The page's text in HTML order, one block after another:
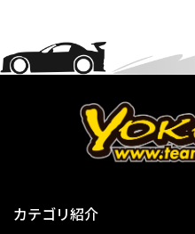
カテゴリ紹介